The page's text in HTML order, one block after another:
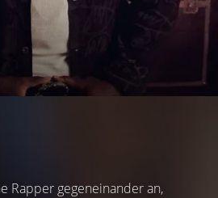
Rapper gegeneinander an,